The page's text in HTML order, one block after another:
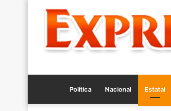
Política Nacional Estatal